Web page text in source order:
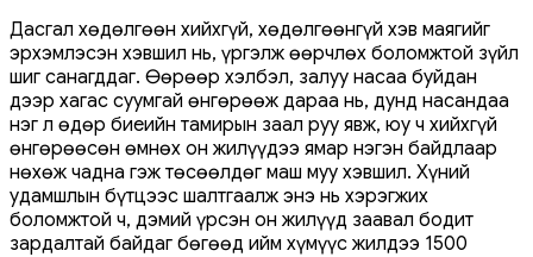
Дасгал хөдөлгөөн хийхгүй, хөдөлгөөнгүй хэв маягийг
эрхэмлэсэн хэвшил нь, үргэлж өөрчлөх боломжтой зүйл
шиг санагддаг. Өөрөөр хэлбэл, залуу насаа буйдан
дээр хагас суумгай өнгөрөөж дараа нь, дунд насандаа
нэг л өдөр биеийн тамирын заал руу явж, юу ч хийхгүй
өнгөрөөсөн өмнөх он жилүүдээ ямар нэгэн байдлаар
нөхөж чадна гэж төсөөлдөг маш муу хэвшил. Хүний
удамшлын бүтцээс шалтгаалж энэ нь хэрэгжих
боломжтой ч, дэмий үрсэн он жилүүд заавал бодит
зардалтай байдаг бөгөөд ийм хүмүүс жилдээ 1500